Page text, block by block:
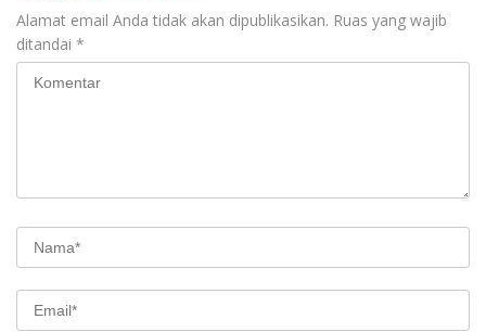
Alamat email Anda tidak akan dipublikasikan. Ruas yang wajib
ditandai *